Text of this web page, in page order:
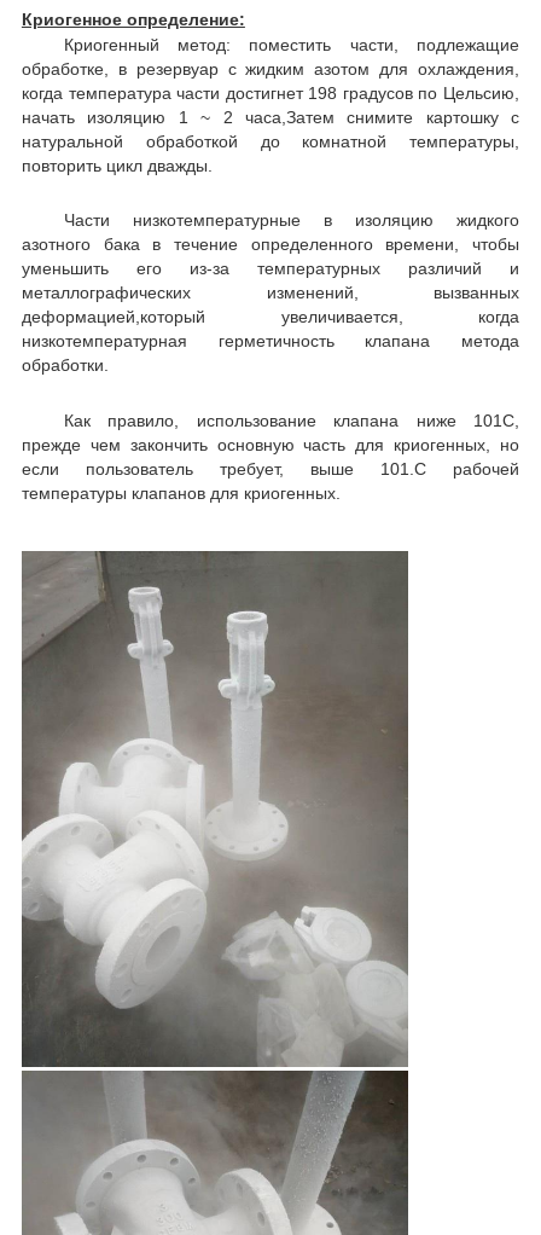
Криогенное определение:
Криогенный метод: поместить части, подлежащие
обработке, в резервуар с жидким азотом для охлаждения,
когда температура части достигнет 198 градусов по Цельсию,
начать изоляцию 1 ~ 2 часа,Затем снимите картошку с
натуральной обработкой до комнатной температуры,
повторить цикл дважды.
Части низкотемпературные в изоляцию жидкого
азотного бака в течение определенного времени, чтобы
уменьшить его из-за температурных различий и
металлографических изменений, вызванных
деформацией,который увеличивается, когда
низкотемпературная герметичность клапана метода
обработки.
Как правило, использование клапана ниже 101C,
прежде чем закончить основную часть для криогенных, но
если пользователь требует, выше 101.C рабочей
температуры клапанов для криогенных.